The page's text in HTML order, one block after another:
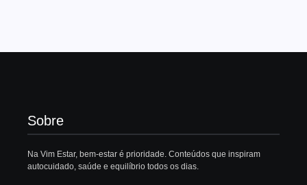
Sobre
Na Vim Estar, bem-estar é prioridade. Conteúdos que inspiram
autocuidado, saúde e equilíbrio todos os dias.